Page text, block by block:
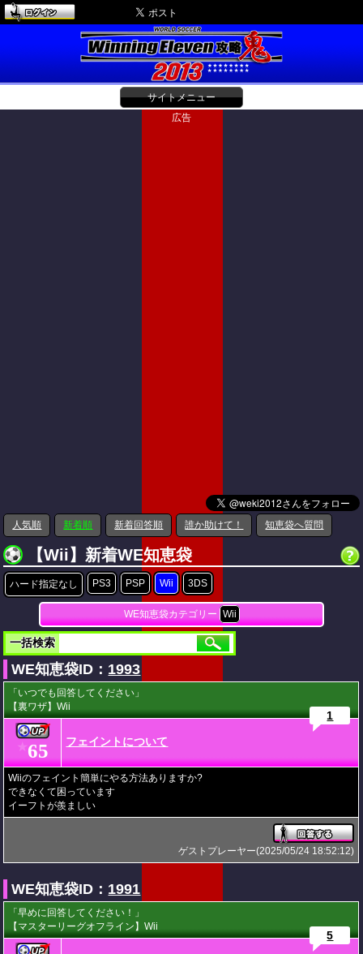
サイトメニュー
広告
人気順 新着順 新着回答順 誰か助けて！ 知恵袋へ質問
【Wii】新着WE知恵袋
ハード指定なし PS3 PSP Wii 3DS
WE知恵袋カテゴリー Wii
一括検索
WE知恵袋ID： 1993
「いつでも回答してください」
【裏ワザ】Wii
★65 フェイントについて
1
Wiiのフェイント簡単にやる方法ありますか?
できなくて困っています
イーフトが羨ましい
ゲストプレーヤー(2025/05/24 18:52:12)
WE知恵袋ID： 1991
「早めに回答してください！」
【マスターリーグオフライン】Wii
5